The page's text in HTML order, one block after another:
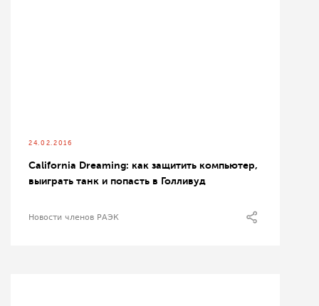
24.02.2016
California Dreaming: как защитить компьютер,
выиграть танк и попасть в Голливуд
Новости членов РАЭК